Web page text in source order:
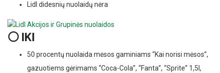
Lidl didesnių nuolaidų nėra
⚪ IKI
50 procentų nuolaida mėsos gaminiams “Kai norisi mėsos”,
gazuotiems gėrimams “Coca-Cola”, “Fanta”, “Sprite” 1,5l,